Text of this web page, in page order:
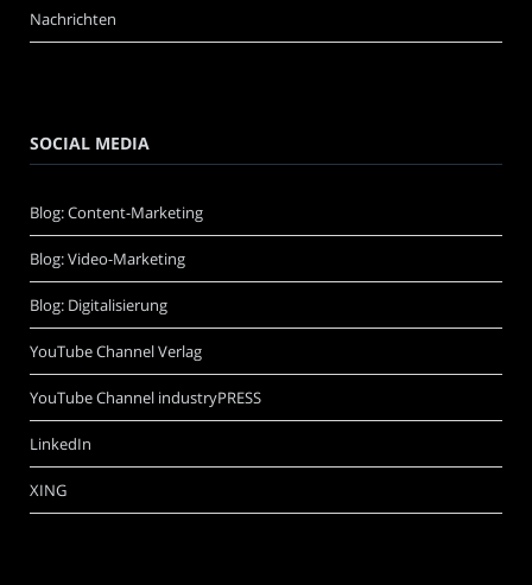
Nachrichten
SOCIAL MEDIA
Blog: Content-Marketing
Blog: Video-Marketing
Blog: Digitalisierung
YouTube Channel Verlag
YouTube Channel industryPRESS
LinkedIn
XING